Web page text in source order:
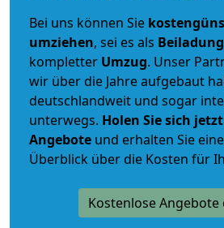
Bei uns können Sie
umziehen, sei es als Beiladung
kompletter Umzug. Unser
wir über die Jahre aufgebaut
deutschlandweit und sogar
unterwegs. Holen Sie sich
Angebote und erhalten Sie
Überblick über die Kosten für
Kostenlose Angebote